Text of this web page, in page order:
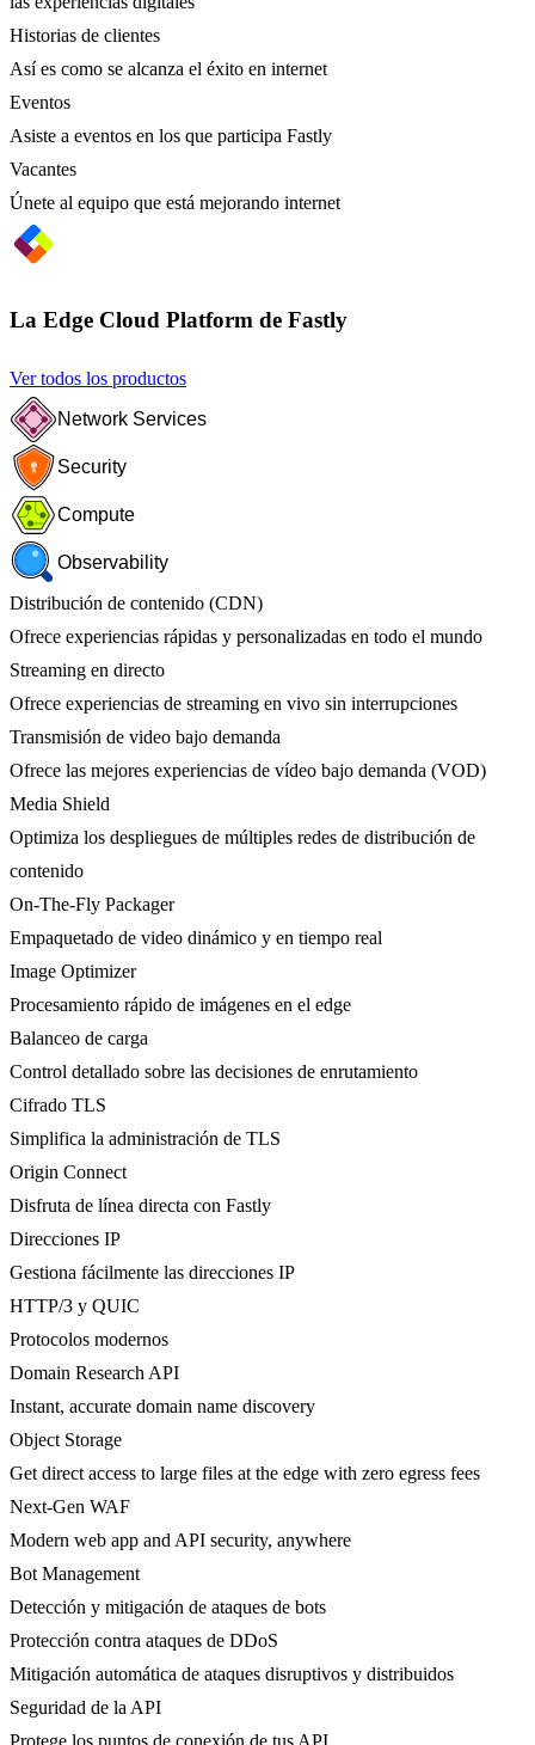
Historias de clientes
Así es como se alcanza el éxito en internet
Eventos
Asiste a eventos en los que participa Fastly
Vacantes
Únete al equipo que está mejorando internet
La Edge Cloud Platform de Fastly
Ver todos los productos
Network Services
Security
Compute
Observability
Distribución de contenido (CDN)
Ofrece experiencias rápidas y personalizadas en todo el mundo
Streaming en directo
Ofrece experiencias de streaming en vivo sin interrupciones
Transmisión de video bajo demanda
Ofrece las mejores experiencias de vídeo bajo demanda (VOD)
Media Shield
Optimiza los despliegues de múltiples redes de distribución de
contenido
On-The-Fly Packager
Empaquetado de video dinámico y en tiempo real
Image Optimizer
Procesamiento rápido de imágenes en el edge
Balanceo de carga
Control detallado sobre las decisiones de enrutamiento
Cifrado TLS
Simplifica la administración de TLS
Origin Connect
Disfruta de línea directa con Fastly
Direcciones IP
Gestiona fácilmente las direcciones IP
HTTP/3 y QUIC
Protocolos modernos
Domain Research API
Instant, accurate domain name discovery
Object Storage
Get direct access to large files at the edge with zero egress fees
Next-Gen WAF
Modern web app and API security, anywhere
Bot Management
Detección y mitigación de ataques de bots
Protección contra ataques de DDoS
Mitigación automática de ataques disruptivos y distribuidos
Seguridad de la API
Protege los puntos de conexión de tus API